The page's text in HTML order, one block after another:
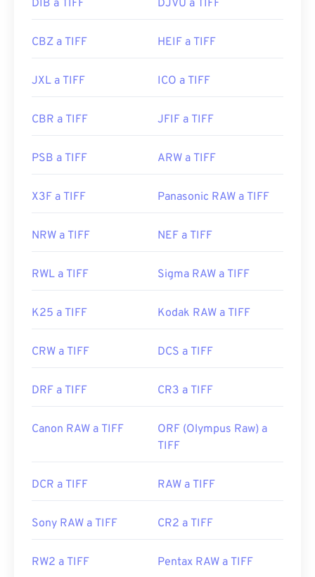
https://www.adobe.com/creativecloud/file-
https://www.file-extensions.org/extension-de-
DIB a TIFF DJVU a TIFF
CBZ a TIFF HEIF a TIFF
JXL a TIFF ICO a TIFF
CBR a TIFF JFIF a TIFF
PSB a TIFF ARW a TIFF
X3F a TIFF Panasonic RAW a TIFF
NRW a TIFF NEF a TIFF
RWL a TIFF Sigma RAW a TIFF
K25 a TIFF Kodak RAW a TIFF
CRW a TIFF DCS a TIFF
DRF a TIFF CR3 a TIFF
Canon RAW a TIFF
ORF (Olympus Raw) a
TIFF
DCR a TIFF RAW a TIFF
Sony RAW a TIFF CR2 a TIFF
RW2 a TIFF Pentax RAW a TIFF